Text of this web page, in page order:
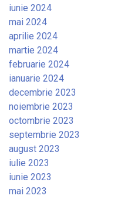
iunie 2024
mai 2024
aprilie 2024
martie 2024
februarie 2024
ianuarie 2024
decembrie 2023
noiembrie 2023
octombrie 2023
septembrie 2023
august 2023
iulie 2023
iunie 2023
mai 2023